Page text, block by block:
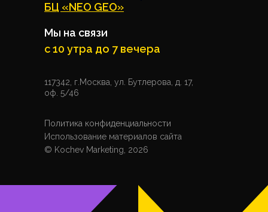
117342, г.Москва, ул. Бутлерова, д. 17,
оф. 5/46
Политика конфиденциальности
© Kochev Marketing, 2026
Использование материалов сайта
БЦ «NEO GEO»
Мы на связи
с 10 утра до 7 вечера